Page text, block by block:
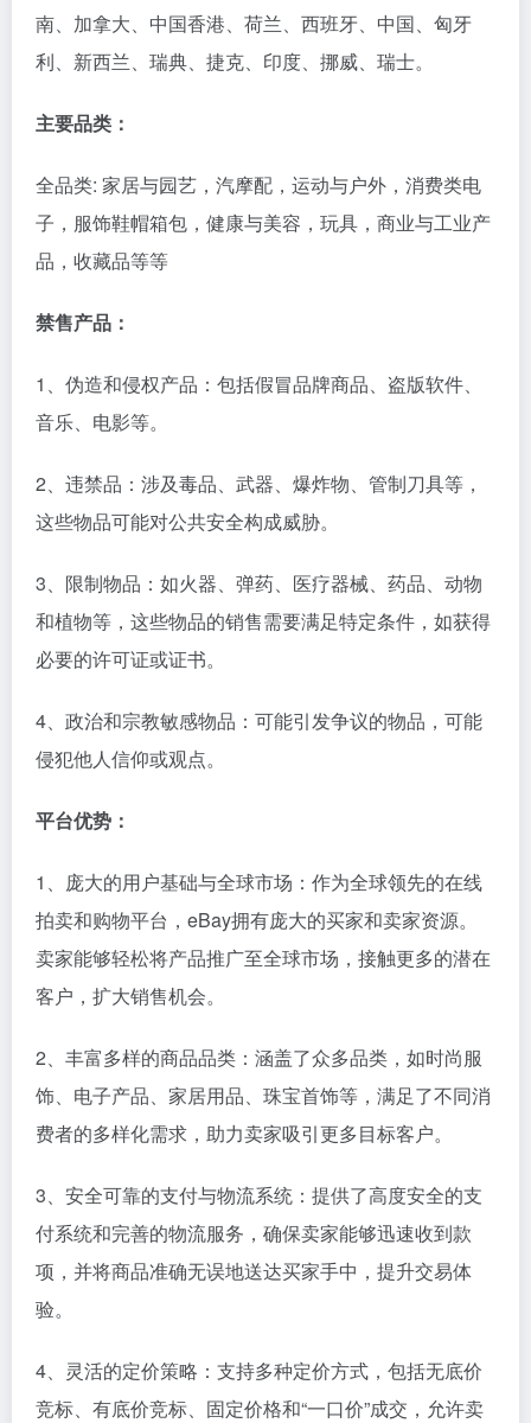
南、加拿大、中国香港、荷兰、西班牙、中国、匈牙
利、新西兰、瑞典、捷克、印度、挪威、瑞士。
主要品类：
全品类: 家居与园艺，汽摩配，运动与户外，消费类电
子，服饰鞋帽箱包，健康与美容，玩具，商业与工业产
品，收藏品等等
禁售产品：
1、伪造和侵权产品：包括假冒品牌商品、盗版软件、
音乐、电影等。
2、违禁品：涉及毒品、武器、爆炸物、管制刀具等，
这些物品可能对公共安全构成威胁。
3、限制物品：如火器、弹药、医疗器械、药品、动物
和植物等，这些物品的销售需要满足特定条件，如获得
必要的许可证或证书。
4、政治和宗教敏感物品：可能引发争议的物品，可能
侵犯他人信仰或观点。
平台优势：
1、庞大的用户基础与全球市场：作为全球领先的在线
拍卖和购物平台，eBay拥有庞大的买家和卖家资源。
卖家能够轻松将产品推广至全球市场，接触更多的潜在
客户，扩大销售机会。
2、丰富多样的商品品类：涵盖了众多品类，如时尚服
饰、电子产品、家居用品、珠宝首饰等，满足了不同消
费者的多样化需求，助力卖家吸引更多目标客户。
3、安全可靠的支付与物流系统：提供了高度安全的支
付系统和完善的物流服务，确保卖家能够迅速收到款
项，并将商品准确无误地送达买家手中，提升交易体
验。
4、灵活的定价策略：支持多种定价方式，包括无底价
竞标、有底价竞标、固定价格和“一口价”成交，允许卖